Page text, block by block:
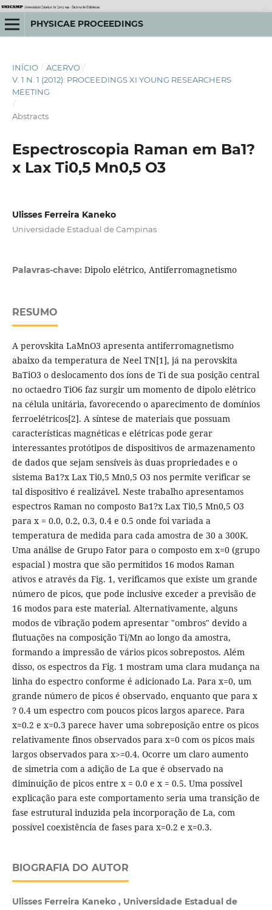
PHYSICAE PROCEEDINGS
INÍCIO / ACERVO /
V. 1 N. 1 (2012): PROCEEDINGS XI YOUNG RESEARCHERS
MEETING
/
Abstracts
Espectroscopia Raman em Ba1?
x Lax Ti0,5 Mn0,5 O3
Ulisses Ferreira Kaneko
Universidade Estadual de Campinas
Palavras-chave: Dipolo elétrico, Antiferromagnetismo
RESUMO
A perovskita LaMnO3 apresenta antiferromagnetismo
abaixo da temperatura de Neel TN[1], já na perovskita
BaTiO3 o deslocamento dos íons de Ti de sua posição central
no octaedro TiO6 faz surgir um momento de dipolo elétrico
na célula unitária, favorecendo o aparecimento de domínios
ferroelétricos[2]. A síntese de materiais que possuam
características magnéticas e elétricas pode gerar
interessantes protótipos de dispositivos de armazenamento
de dados que sejam sensíveis às duas propriedades e o
sistema Ba1?x Lax Ti0,5 Mn0,5 O3 nos permite verificar se
tal dispositivo é realizável. Neste trabalho apresentamos
espectros Raman no composto Ba1?x Lax Ti0,5 Mn0,5 O3
para x = 0.0, 0.2, 0.3, 0.4 e 0.5 onde foi variada a
temperatura de medida para cada amostra de 30 a 300K.
Uma análise de Grupo Fator para o composto em x=0 (grupo
espacial ) mostra que são permitidos 16 modos Raman
ativos e através da Fig. 1, verificamos que existe um grande
número de picos, que pode inclusive exceder a previsão de
16 modos para este material. Alternativamente, alguns
modos de vibração podem apresentar "ombros" devido a
flutuações na composição Ti/Mn ao longo da amostra,
formando a impressão de vários picos sobrepostos. Além
disso, os espectros da Fig. 1 mostram uma clara mudança na
linha do espectro conforme é adicionado La. Para x=0, um
grande número de picos é observado, enquanto que para x
? 0.4 um espectro com poucos picos largos aparece. Para
x=0.2 e x=0.3 parece haver uma sobreposição entre os picos
relativamente finos observados para x=0 com os picos mais
largos observados para x>=0.4. Ocorre um claro aumento
de simetria com a adição de La que é observado na
diminuição de picos entre x = 0.0 e x = 0.5. Uma possível
explicação para este comportamento seria uma transição de
fase estrutural induzida pela incorporação de La, com
possível coexistência de fases para x=0.2 e x=0.3.
BIOGRAFIA DO AUTOR
Ulisses Ferreira Kaneko , Universidade Estadual de